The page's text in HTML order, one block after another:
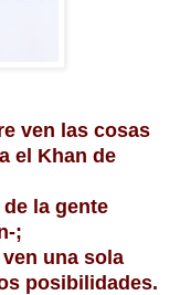
ven las cosas
el Khan de
la gente
;
una sola
posibilidades.